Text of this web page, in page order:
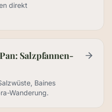
direkt
Salzpfannen-
Baines
Wanderung.